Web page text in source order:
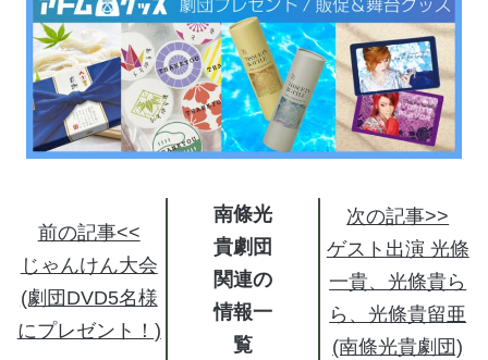
前の記事<<
じゃんけん大会
(劇団DVD5名様
にプレゼント！)
南條光
貴劇団
関連の
情報
次の記事>>
ゲスト出演 光條
一貴、光條貴ら
ら、光條貴留亜
(南條光貴劇団)